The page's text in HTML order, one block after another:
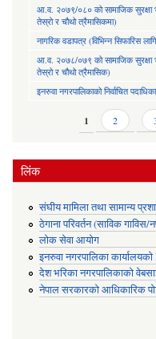
आ.व. २०७९/०८० को सामाजिक सुरक्षा
तेस्रो र चौथो त्रैमासिकमा)
नागरिक वडापत्र (विभिन्न सिफारिस
आ.व. २०७८/०७९ को सामाजिक सुरक्षा
तेस्रो र चौथो त्रैमासिक)
इनरुवा नगरपालिकाको निर्वाचित
1 2
लिंक
संघीय मामिला तथा सामान्य
ठेगाना परिवर्तन (साविक
लोक सेवा आयोग
इनरुवा नगरपालिका
देश भरिका नगरपालिकाको
नेपाल सरकारको आधिकारिक